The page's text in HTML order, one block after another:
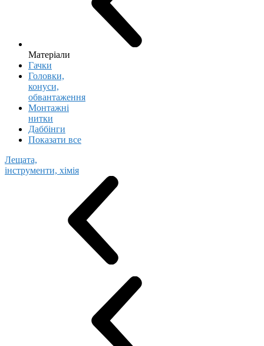
Матеріали
Гачки
Головки,
конуси,
обвантаження
Монтажні
нитки
Даббінги
Показати все
Лещата,
інструменти, хімія